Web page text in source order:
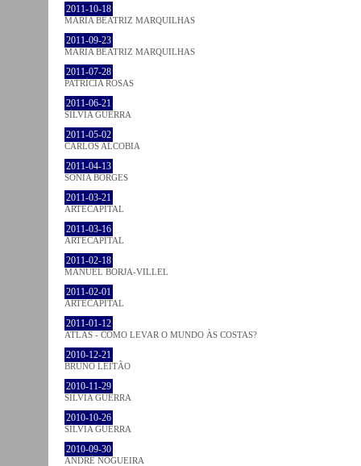
2011-10-18
MARIA BEATRIZ MARQUILHAS
2011-09-23
MARIA BEATRIZ MARQUILHAS
2011-07-28
PATRÍCIA ROSAS
2011-06-21
SÍLVIA GUERRA
2011-05-02
CARLOS ALCOBIA
2011-04-13
SÓNIA BORGES
2011-03-21
ARTECAPITAL
2011-03-16
ARTECAPITAL
2011-02-18
MANUEL BORJA-VILLEL
2011-02-01
ARTECAPITAL
2011-01-12
ATLAS - COMO LEVAR O MUNDO ÀS COSTAS?
2010-12-21
BRUNO LEITÃO
2010-11-29
SÍLVIA GUERRA
2010-10-26
SÍLVIA GUERRA
2010-09-30
ANDRÉ NOGUEIRA